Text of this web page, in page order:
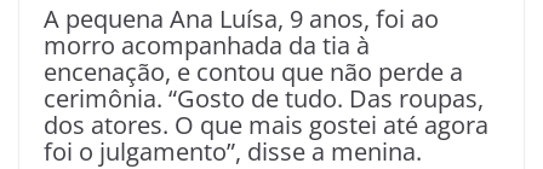
A pequena Ana Luísa, 9 anos, foi ao
morro acompanhada da tia à
encenação, e contou que não perde a
cerimônia. “Gosto de tudo. Das roupas,
dos atores. O que mais gostei até agora
foi o julgamento”, disse a menina.